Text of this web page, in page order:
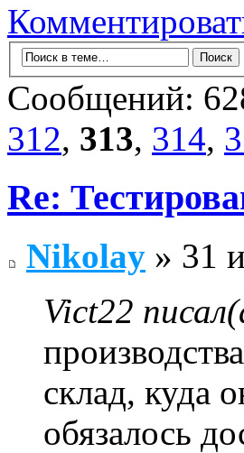
Сообщений:
312, 313, 314,
Re:
Nikolay » 31
Vict22
склад, куда
обязалось